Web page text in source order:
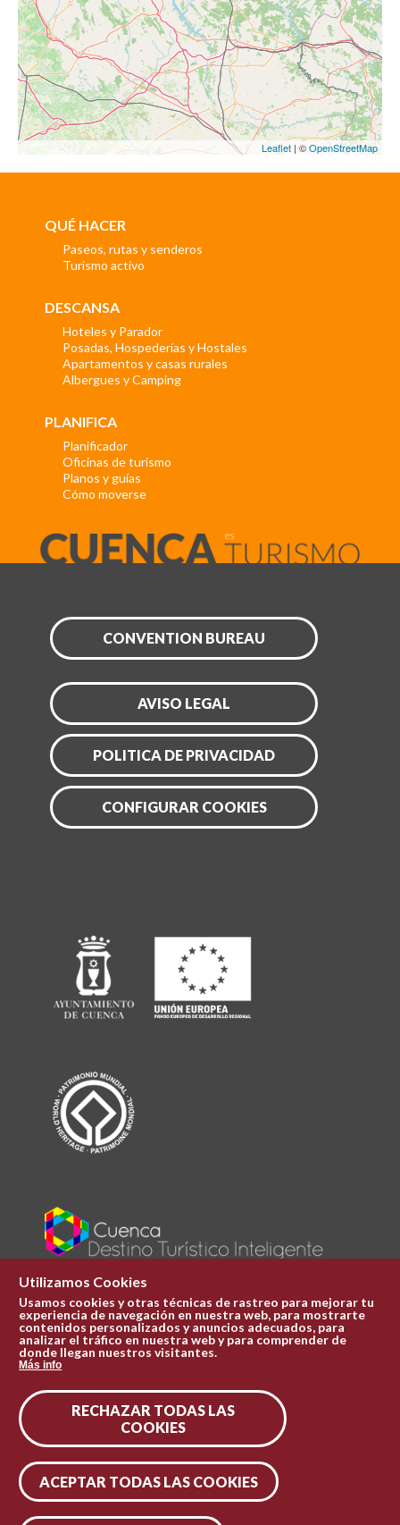
Leaflet | ©OpenStreetMap
QUÉ HACER
Paseos, rutas y senderos
Turismo activo
DESCANSA
Hoteles y Parador
Posadas, Hospederías y Hostales
Apartamentos y casas rurales
Albergues y Camping
PLANIFICA
Planificador
Oficinas de turismo
Planos y guías
Cómo moverse
CONVENTION BUREAU
AVISO LEGAL
POLITICA DE PRIVACIDAD
CONFIGURAR COOKIES
Plaza Mayor 1
969 241 051
ofi.turismo@cuenca.es
Síguenos en las redes
Utilizamos Cookies
Usamos cookies y otras técnicas de rastreo para mejorar tu
experiencia de navegación en nuestra web, para mostrarte
contenidos personalizados y anuncios adecuados, para
analizar el tráfico en nuestra web y para comprender de
donde llegan nuestros visitantes.
Más info
RECHAZAR TODAS LAS
COOKIES
ACEPTAR TODAS LAS COOKIES